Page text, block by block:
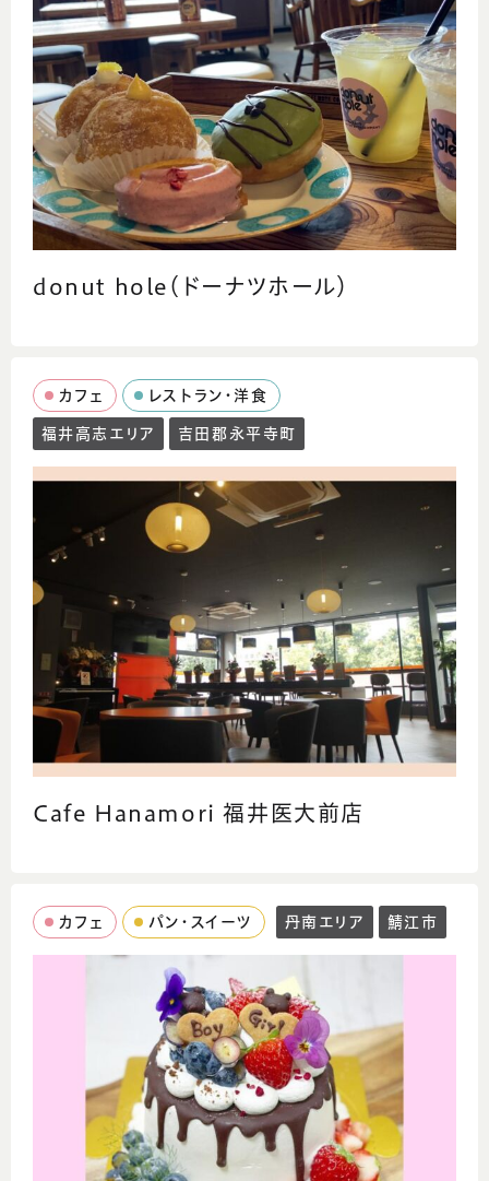
donut hole（ドーナツホール）
カフェ
レストラン・洋食
福井高志エリア
吉田郡永平寺町
Cafe Hanamori 福井医大前店
カフェ パン・スイーツ 丹南エリア 鯖江市